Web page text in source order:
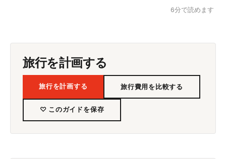
6分で読めます
旅行を計画する
旅行を計画する 旅行費用を比較する
♡ このガイドを保存